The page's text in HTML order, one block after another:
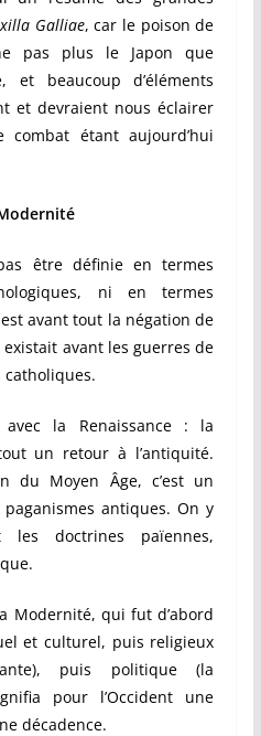
Galliae, car le poison de
pas plus le Japon que
et beaucoup d’éléments
et devraient nous éclairer
combat étant aujourd’hui
être définie en termes
ni en termes
avant tout la négation de
avant les guerres de
catholiques.
la Renaissance : la
un retour à l’antiquité.
du Moyen Âge, c’est un
antiques. On y
les doctrines païennes,
Modernité, qui fut d’abord
et culturel, puis religieux
puis politique (la
pour l’Occident une
décadence.